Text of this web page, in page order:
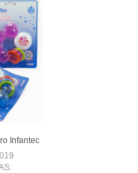
Infantec